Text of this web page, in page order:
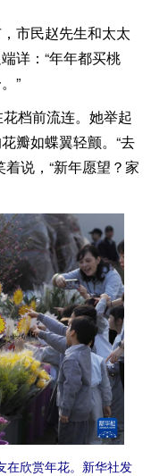
市民赵先生和太太
详：“年年都买桃
”
档前流连。她举起
瓣如蝶翼轻颤。“去
说，“新年愿望？家
欣赏年花。新华社发